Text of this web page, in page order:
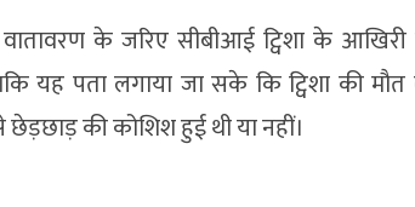
के जरिए सीबीआई ट्विशा के आखिरी
यह पता लगाया जा सके कि ट्विशा की
की कोशिश हुई थी या नहीं।